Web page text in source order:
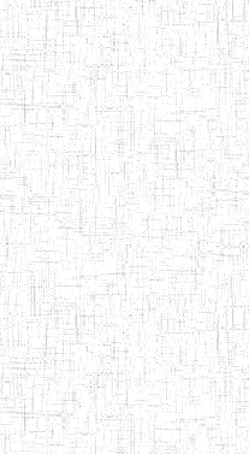
03/10/2012 ENIEG
25/06/2014 ENIEG
06/01/2014 ENIET
25/07/2013 ENIET